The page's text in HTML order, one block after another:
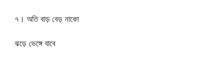
৭। অতি বাড় বেড় নাকো
ঝড়ে ভেঙ্গে যাবে